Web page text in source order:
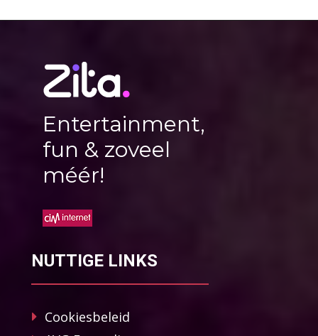
Entertainment,
fun & zoveel
méér!
NUTTIGE LINKS
Cookiesbeleid